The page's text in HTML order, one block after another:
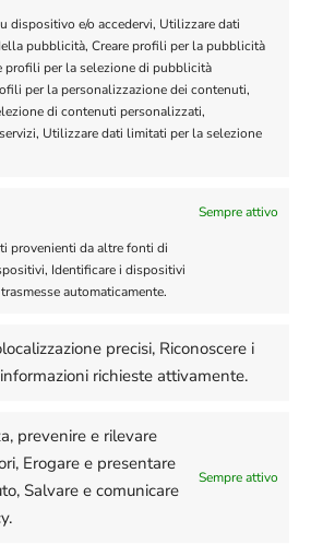
dispositivo e/o accedervi, Utilizzare dati
pubblicità, Creare profili per la pubblicità
profili per la selezione di pubblicità
per la personalizzazione dei contenuti,
di contenuti personalizzati,
Utilizzare dati limitati per la selezione
Sempre attivo
provenienti da altre fonti di
Identificare i dispositivi
automaticamente.
precisi, Riconoscere i
richieste attivamente.
prevenire e rilevare
Erogare e presentare
Salvare e comunicare
Sempre attivo
17/04/2024
G-Maps Business
per Salon Boooking
con eSim (elenco
al 2023)
gestione della rubrica
Autoswitch, Prefisso
Risposta Autormatica